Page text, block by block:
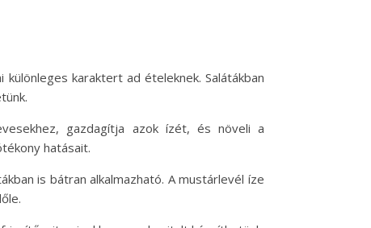
karaktert ad ételeknek. Salátákban
gazdagítja azok ízét, és növeli a
hatásait.
is bátran alkalmazható. A mustárlevél íze